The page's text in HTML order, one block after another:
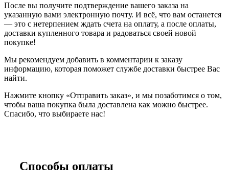
После вы получите подтверждение вашего заказа на
указанную вами электронную почту. И всё, что вам останется
— это с нетерпением ждать счета на оплату, а после оплаты,
доставки купленного товара и радоваться своей новой
покупке!
Мы рекомендуем добавить в комментарии к заказу
информацию, которая поможет службе доставки быстрее Вас
найти.
Нажмите кнопку «Отправить заказ», и мы позаботимся о том,
чтобы ваша покупка была доставлена как можно быстрее.
Спасибо, что выбираете нас!
Способы оплаты